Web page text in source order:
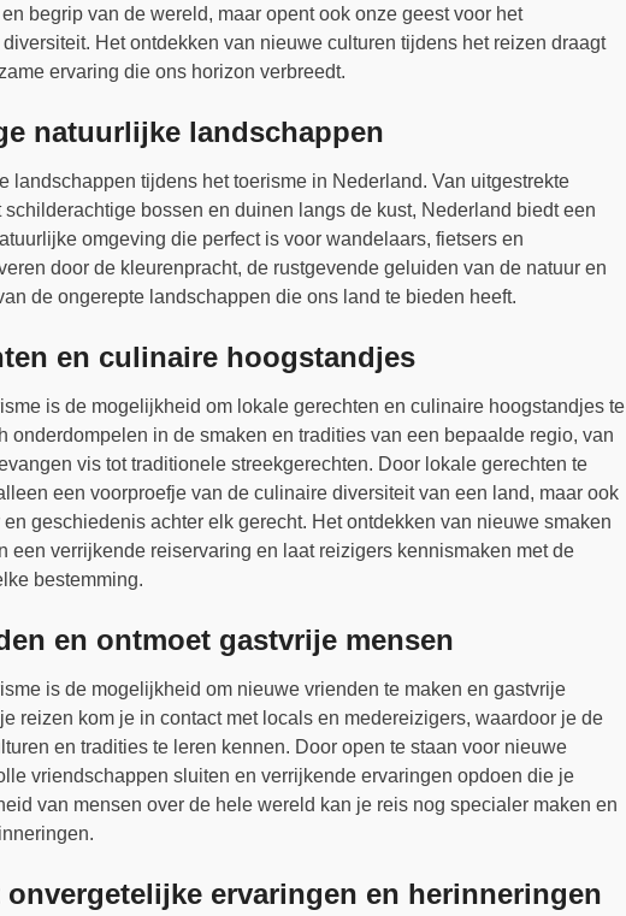
begrip van de wereld, maar opent ook onze geest voor het
Het ontdekken van nieuwe culturen tijdens het reizen draagt
ervaring die ons horizon verbreedt.
natuurlijke landschappen
landschappen tijdens het toerisme in Nederland. Van uitgestrekte
bossen en duinen langs de kust, Nederland biedt een
omgeving die perfect is voor wandelaars, fietsers en
door de kleurenpracht, de rustgevende geluiden van de natuur en
de ongerepte landschappen die ons land te bieden heeft.
en culinaire hoogstandjes
is de mogelijkheid om lokale gerechten en culinaire hoogstandjes te
onderdompelen in de smaken en tradities van een bepaalde regio, van
vis tot traditionele streekgerechten. Door lokale gerechten te
een voorproefje van de culinaire diversiteit van een land, maar ook
geschiedenis achter elk gerecht. Het ontdekken van nieuwe smaken
een verrijkende reiservaring en laat reizigers kennismaken met de
bestemming.
en ontmoet gastvrije mensen
is de mogelijkheid om nieuwe vrienden te maken en gastvrije
reizen kom je in contact met locals en medereizigers, waardoor je de
en tradities te leren kennen. Door open te staan voor nieuwe
vriendschappen sluiten en verrijkende ervaringen opdoen die je
van mensen over de hele wereld kan je reis nog specialer maken en
ervaringen en herinneringen